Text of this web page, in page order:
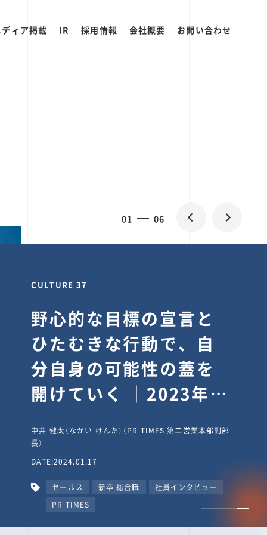
ィア掲載 IR 採用情報 会社概要 お問い合わせ
01 06
CULTURE 37
野心的な目標の宣言と
ひたむきな行動で、自
分自身の可能性の蓋を
開けていく ｜2023年度
タビュー #PR
TIMESな人たち
中井 健太（なかい けんた）（PR TIMES 第二営業本部副部
長）
DATE:2024.01.17
セールス 新卒 総合職
社員インタビュー
PR TIMES